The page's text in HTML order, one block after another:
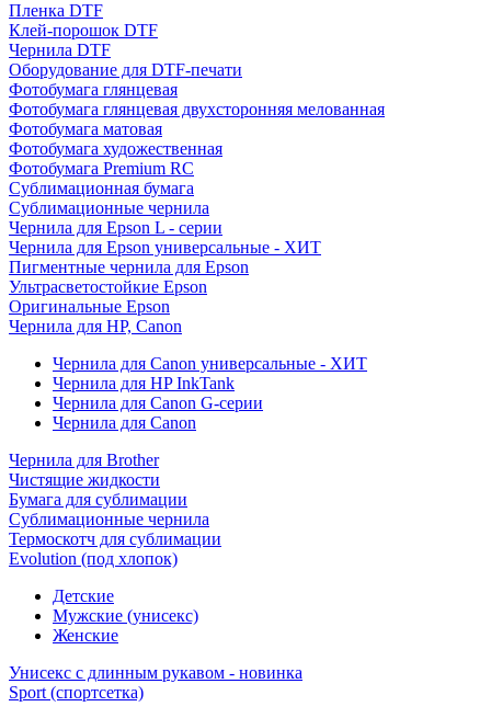
Пленка DTF
Клей-порошок DTF
Чернила DTF
Оборудование для DTF-печати
Фотобумага глянцевая
Фотобумага глянцевая двухсторонняя мелованная
Фотобумага матовая
Фотобумага художественная
Фотобумага Premium RC
Сублимационная бумага
Сублимационные чернила
Чернила для Epson L - серии
Чернила для Epson универсальные - ХИТ
Пигментные чернила для Epson
Ультрасветостойкие Epson
Оригинальные Epson
Чернила для HP, Canon
Чернила для Canon универсальные - ХИТ
Чернила для HP InkTank
Чернила для Canon G-серии
Чернила для Canon
Чернила для Brother
Чистящие жидкости
Бумага для сублимации
Сублимационные чернила
Термоскотч для сублимации
Evolution (под хлопок)
Детские
Мужские (унисекс)
Женские
Унисекс с длинным рукавом - новинка
Sport (спортсетка)